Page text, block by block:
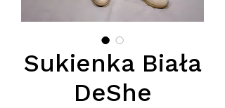
Sukienka Biała
DeShe